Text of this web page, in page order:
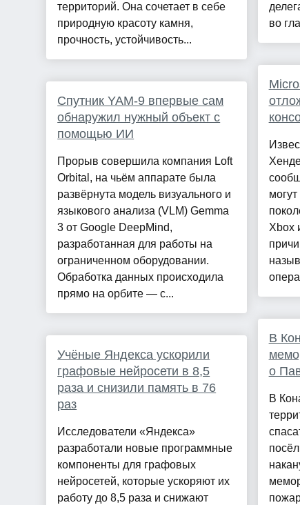
территорий. Она сочетает в себе
природную красоту камня,
прочность, устойчивость...
Спутник YAM-9 впервые сам
обнаружил нужный объект с
помощью ИИ
Прорыв совершила компания Loft
Orbital, на чьём аппарате была
развёрнута модель визуального и
языкового анализа (VLM) Gemma
3 от Google DeepMind,
разработанная для работы на
ограниченном оборудовании.
Обработка данных происходила
прямо на орбите — с...
Учёные Яндекса ускорили
графовые нейросети в 8,5
раза и снизили память в 76
раз
Исследователи «Яндекса»
разработали новые программные
компоненты для графовых
нейросетей, которые ускоряют их
работу до 8,5 раза и снижают
во
Xbox
В
о
В